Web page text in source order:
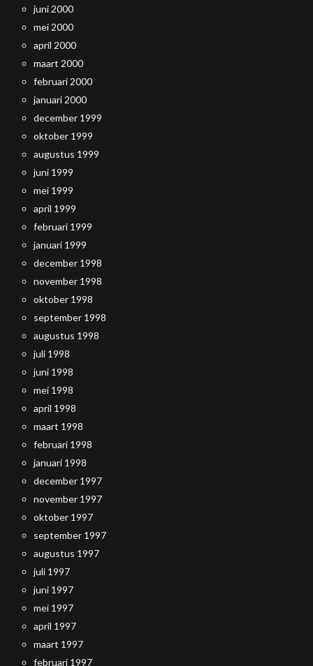
juni 2000
mei 2000
april 2000
maart 2000
februari 2000
januari 2000
december 1999
oktober 1999
augustus 1999
juni 1999
mei 1999
april 1999
februari 1999
januari 1999
december 1998
november 1998
oktober 1998
september 1998
augustus 1998
juli 1998
juni 1998
mei 1998
april 1998
maart 1998
februari 1998
januari 1998
december 1997
november 1997
oktober 1997
september 1997
augustus 1997
juli 1997
juni 1997
mei 1997
april 1997
maart 1997
februari 1997